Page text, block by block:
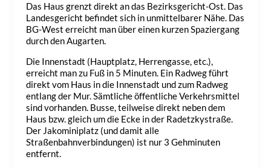
Das Haus grenzt direkt an das Bezirksgericht-Ost. Das
Landesgericht befindet sich in unmittelbarer Nähe. Das
BG-West erreicht man über einen kurzen Spaziergang
durch den Augarten.
Die Innenstadt (Hauptplatz, Herrengasse, etc.),
erreicht man zu Fuß in 5 Minuten. Ein Radweg führt
direkt vom Haus in die Innenstadt und zum Radweg
entlang der Mur. Sämtliche öffentliche Verkehrsmittel
sind vorhanden. Busse, teilweise direkt neben dem
Haus bzw. gleich um die Ecke in der Radetzkystraße.
Der Jakominiplatz (und damit alle
Straßenbahnverbindungen) ist nur 3 Gehminuten
entfernt.